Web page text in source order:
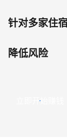
针对多家住
降低风险
立即开始赚钱